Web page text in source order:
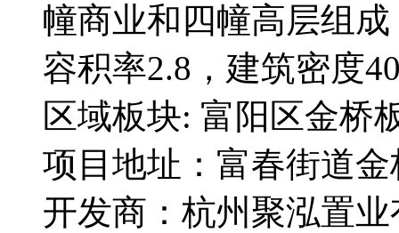
幢商业和四幢高层组成
容积率2.8，建筑密度
区域板块: 富阳区金桥
项目地址：富春街道
开发商：杭州聚泓置